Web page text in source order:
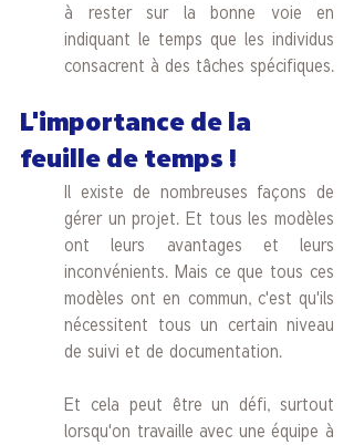
à rester sur la bonne voie en
indiquant le temps que les individus
consacrent à des tâches spécifiques.
L'importance de la
feuille de temps !
Il existe de nombreuses façons de
gérer un projet. Et tous les modèles
ont leurs avantages et leurs
inconvénients. Mais ce que tous ces
modèles ont en commun, c'est qu'ils
nécessitent tous un certain niveau
de suivi et de documentation.
Et cela peut être un défi, surtout
lorsqu'on travaille avec une équipe à